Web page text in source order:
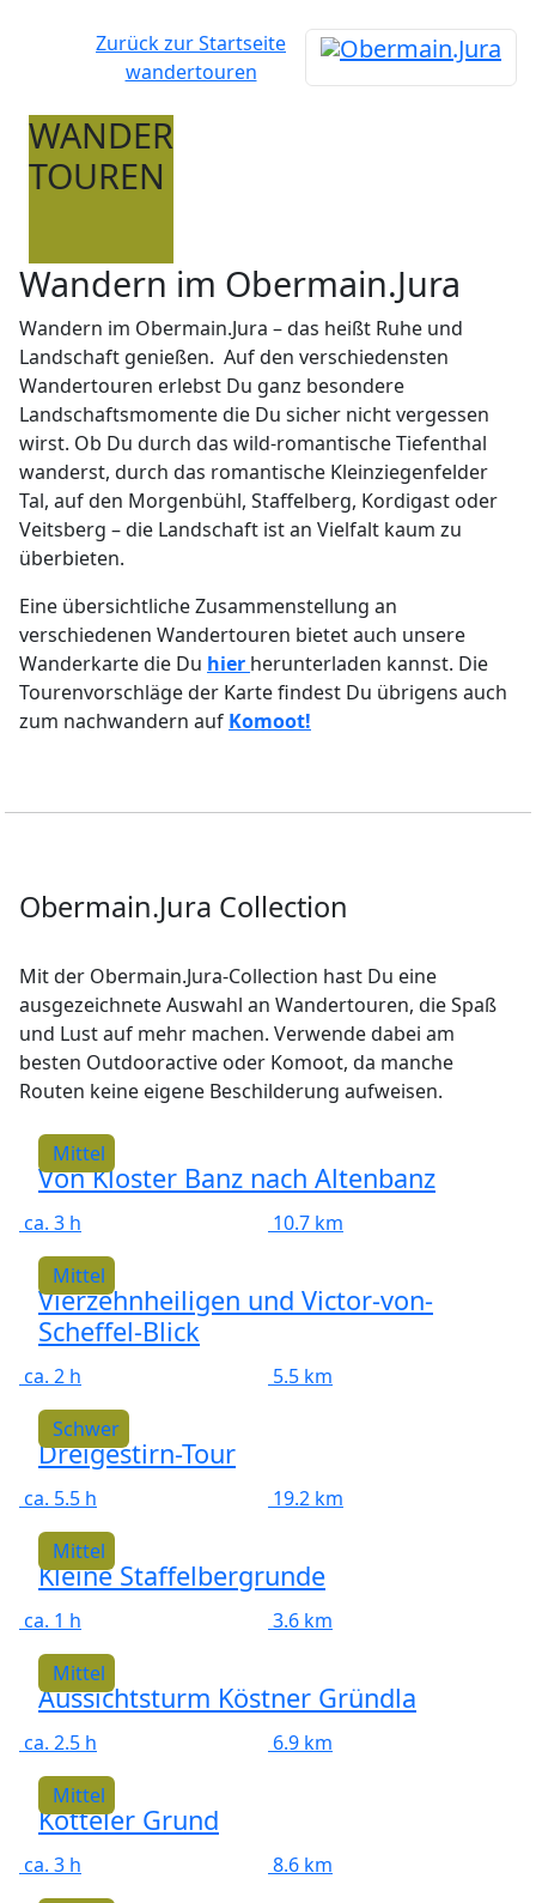
Zurück zur Startseite
wandertouren
WANDER
TOUREN
Wandern im Obermain.Jura
Wandern im Obermain.Jura – das heißt Ruhe und
Landschaft genießen. Auf den verschiedensten
Wandertouren erlebst Du ganz besondere
Landschaftsmomente die Du sicher nicht vergessen
wirst. Ob Du durch das wild-romantische Tiefenthal
wanderst, durch das romantische Kleinziegenfelder
Tal, auf den Morgenbühl, Staffelberg, Kordigast oder
Veitsberg – die Landschaft ist an Vielfalt kaum zu
überbieten.
Eine übersichtliche Zusammenstellung an
verschiedenen Wandertouren bietet auch unsere
Wanderkarte die Du hier herunterladen kannst. Die
Tourenvorschläge der Karte findest Du übrigens auch
zum nachwandern auf Komoot!
Obermain.Jura Collection
Mit der Obermain.Jura-Collection hast Du eine
ausgezeichnete Auswahl an Wandertouren, die Spaß
und Lust auf mehr machen. Verwende dabei am
besten Outdooractive oder Komoot, da manche
Routen keine eigene Beschilderung aufweisen.
Mittel
Von Kloster Banz nach Altenbanz
ca. 3 h
10.7 km
Mittel
Vierzehnheiligen und Victor-von-
Scheffel-Blick
ca. 2 h
5.5 km
Schwer
Dreigestirn-Tour
ca. 5.5 h
19.2 km
Mittel
Kleine Staffelbergrunde
ca. 1 h
3.6 km
Mittel
Aussichtsturm Köstner Gründla
ca. 2.5 h
6.9 km
Mittel
Kötteler Grund
ca. 3 h
8.6 km